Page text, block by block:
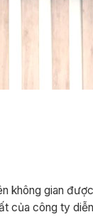
không gian
công ty